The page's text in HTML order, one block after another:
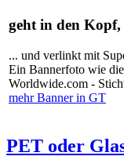
geht in den
... und verlinkt mit
Ein Bannerfoto wie
Worldwide.com -
mehr Banner in GT
PET oder